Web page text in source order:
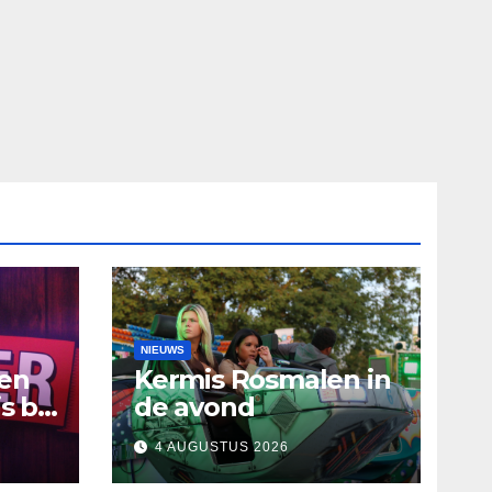
bij
NIEUWS
Kermis Rosmalen in
de avond
4 AUGUSTUS 2026